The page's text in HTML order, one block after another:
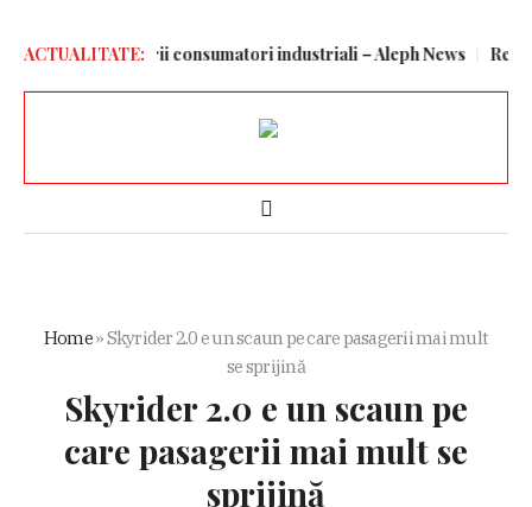
ACTUALITATE:marii consumatori industriali – Aleph News Relația
Home»Skyrider 2.0 e un scaun pe care pasagerii mai mult
se sprijină
Skyrider 2.0 e un scaun pe
care pasagerii mai mult se
sprijină